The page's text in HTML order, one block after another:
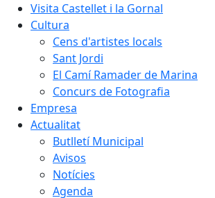
Visita Castellet i la Gornal
Cultura
Cens d'artistes locals
Sant Jordi
El Camí Ramader de Marina
Concurs de Fotografia
Empresa
Actualitat
Butlletí Municipal
Avisos
Notícies
Agenda